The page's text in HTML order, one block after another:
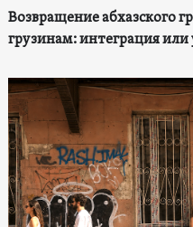
Возвращение абхазского
грузинам: интеграция или